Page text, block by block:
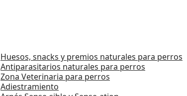
Huesos, snacks y premios naturales para perros
Antiparasitarios naturales para perros
Zona Veterinaria para perros
Adiestramiento